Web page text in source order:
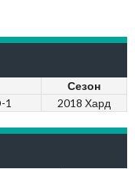
Сезон
1 2018 Хард